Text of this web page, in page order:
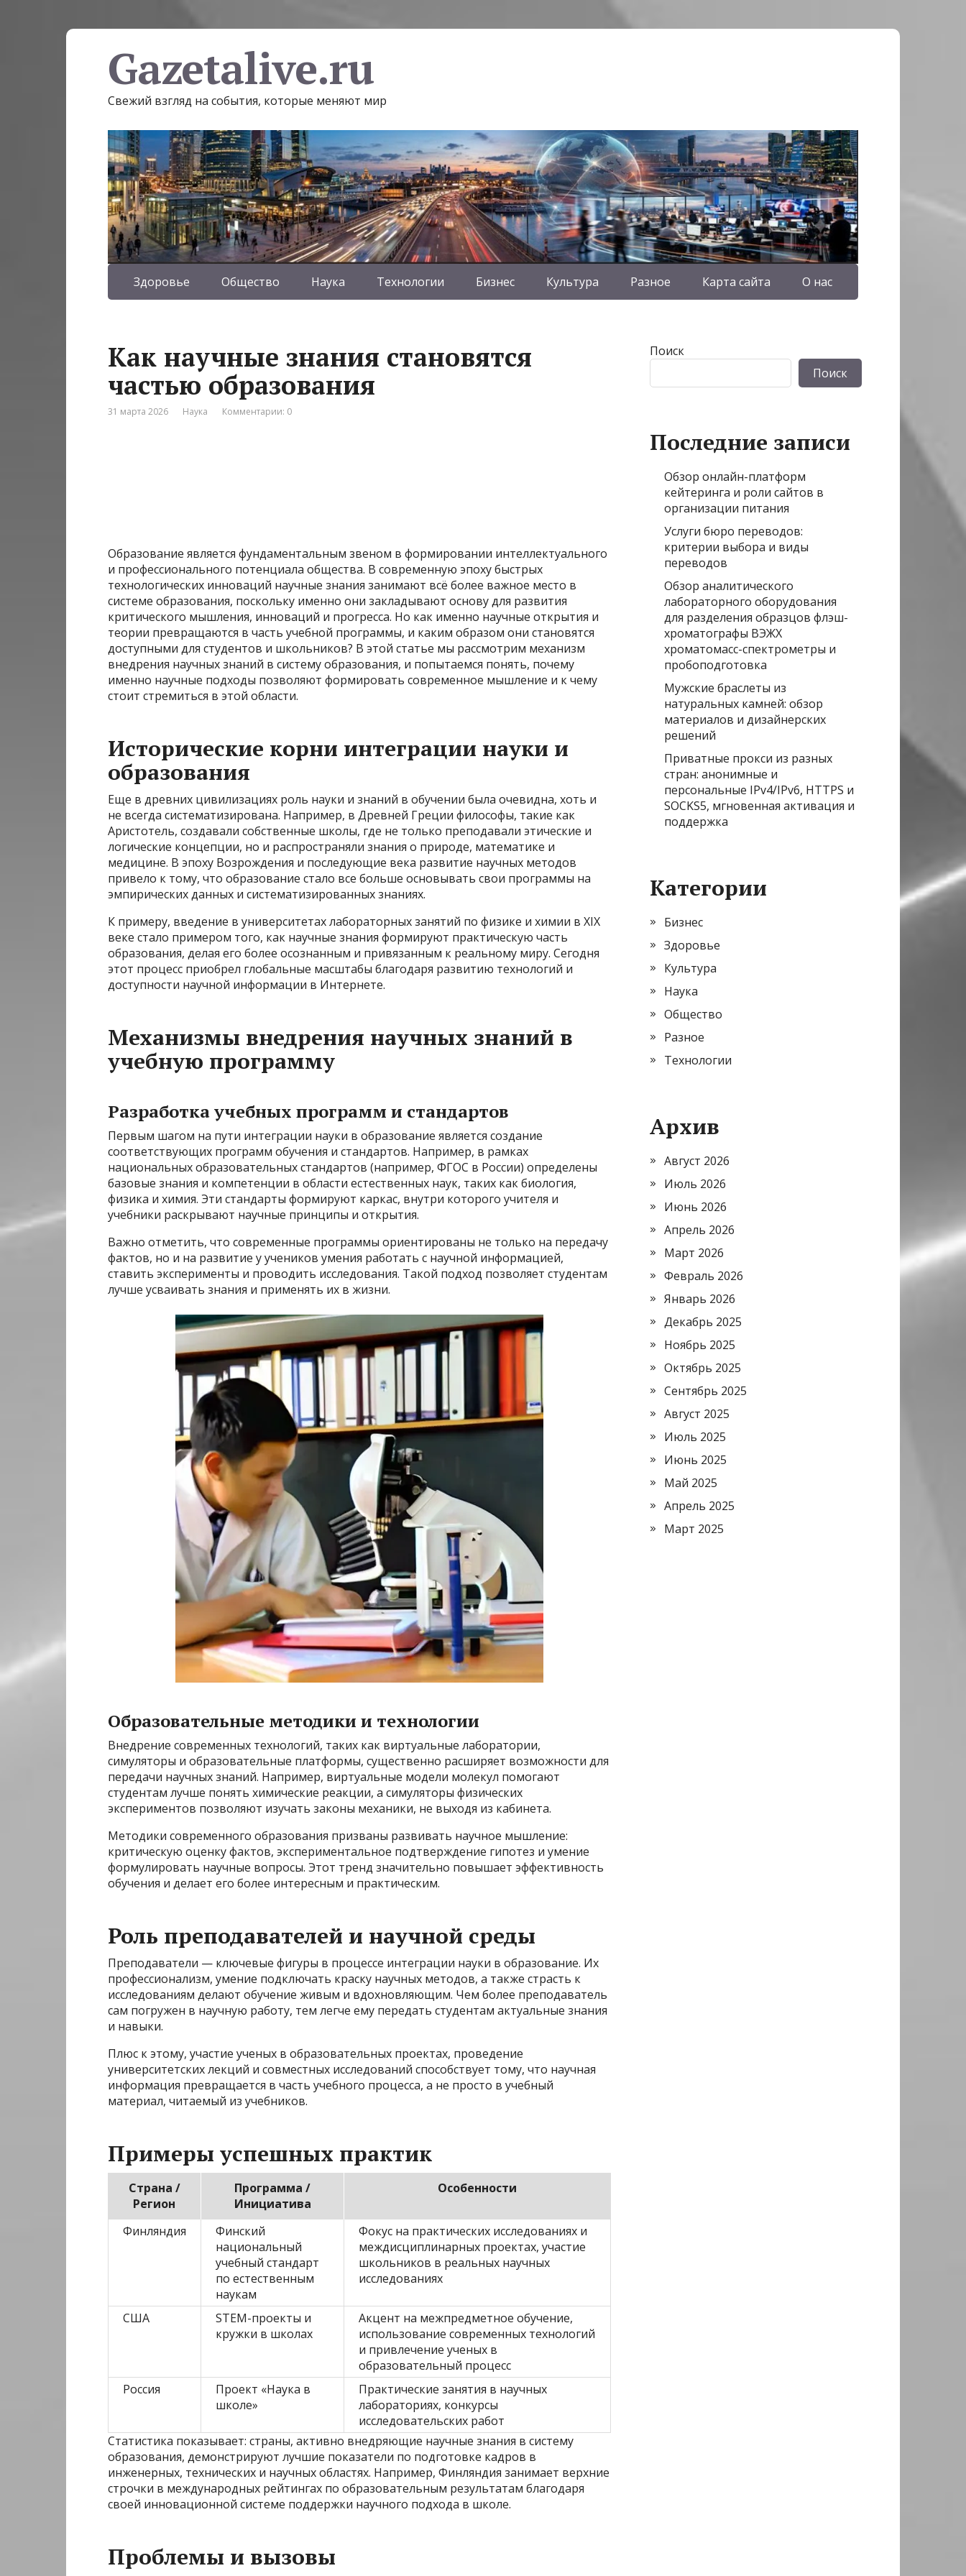
Gazetalive.ru
Свежий взгляд на события, которые меняют мир
Здоровье Общество Наука Технологии Бизнес Культура Разное Карта сайта О нас
Как научные знания становятся
частью образования
31 марта 2026 Наука Комментарии: 0
Образование является фундаментальным звеном в формировании интеллектуального
и профессионального потенциала общества. В современную эпоху быстрых
технологических инноваций научные знания занимают всё более важное место в
системе образования, поскольку именно они закладывают основу для развития
критического мышления, инноваций и прогресса. Но как именно научные открытия и
теории превращаются в часть учебной программы, и каким образом они становятся
доступными для студентов и школьников? В этой статье мы рассмотрим механизм
внедрения научных знаний в систему образования, и попытаемся понять, почему
именно научные подходы позволяют формировать современное мышление и к чему
стоит стремиться в этой области.
Исторические корни интеграции науки и
образования
Еще в древних цивилизациях роль науки и знаний в обучении была очевидна, хоть и
не всегда систематизирована. Например, в Древней Греции философы, такие как
Аристотель, создавали собственные школы, где не только преподавали этические и
логические концепции, но и распространяли знания о природе, математике и
медицине. В эпоху Возрождения и последующие века развитие научных методов
привело к тому, что образование стало все больше основывать свои программы на
эмпирических данных и систематизированных знаниях.
К примеру, введение в университетах лабораторных занятий по физике и химии в XIX
веке стало примером того, как научные знания формируют практическую часть
образования, делая его более осознанным и привязанным к реальному миру. Сегодня
этот процесс приобрел глобальные масштабы благодаря развитию технологий и
доступности научной информации в Интернете.
Механизмы внедрения научных знаний в
учебную программу
Разработка учебных программ и стандартов
Первым шагом на пути интеграции науки в образование является создание
соответствующих программ обучения и стандартов. Например, в рамках
национальных образовательных стандартов (например, ФГОС в России) определены
базовые знания и компетенции в области естественных наук, таких как биология,
физика и химия. Эти стандарты формируют каркас, внутри которого учителя и
учебники раскрывают научные принципы и открытия.
Важно отметить, что современные программы ориентированы не только на передачу
фактов, но и на развитие у учеников умения работать с научной информацией,
ставить эксперименты и проводить исследования. Такой подход позволяет студентам
лучше усваивать знания и применять их в жизни.
Образовательные методики и технологии
Внедрение современных технологий, таких как виртуальные лаборатории,
симуляторы и образовательные платформы, существенно расширяет возможности для
передачи научных знаний. Например, виртуальные модели молекул помогают
студентам лучше понять химические реакции, а симуляторы физических
экспериментов позволяют изучать законы механики, не выходя из кабинета.
Методики современного образования призваны развивать научное мышление:
критическую оценку фактов, экспериментальное подтверждение гипотез и умение
формулировать научные вопросы. Этот тренд значительно повышает эффективность
обучения и делает его более интересным и практическим.
Роль преподавателей и научной среды
Преподаватели — ключевые фигуры в процессе интеграции науки в образование. Их
профессионализм, умение подключать краску научных методов, а также страсть к
исследованиям делают обучение живым и вдохновляющим. Чем более преподаватель
сам погружен в научную работу, тем легче ему передать студентам актуальные знания
и навыки.
Плюс к этому, участие ученых в образовательных проектах, проведение
университетских лекций и совместных исследований способствует тому, что научная
информация превращается в часть учебного процесса, а не просто в учебный
материал, читаемый из учебников.
Примеры успешных практик
Страна /
Регион
Программа /
Инициатива
Особенности
Финляндия
Финский
национальный
учебный стандарт
по естественным
наукам
Фокус на практических исследованиях и
междисциплинарных проектах, участие
школьников в реальных научных
исследованиях
США
STEM-проекты и
кружки в школах
Акцент на межпредметное обучение,
использование современных технологий
и привлечение ученых в
образовательный процесс
Россия
Проект «Наука в
школе»
Практические занятия в научных
лабораториях, конкурсы
исследовательских работ
Статистика показывает: страны, активно внедряющие научные знания в систему
образования, демонстрируют лучшие показатели по подготовке кадров в
инженерных, технических и научных областях. Например, Финляндия занимает верхние
строчки в международных рейтингах по образовательным результатам благодаря
своей инновационной системе поддержки научного подхода в школе.
Проблемы и вызовы
Поиск
Поиск
Последние записи
Обзор онлайн-платформ
кейтеринга и роли сайтов в
организации питания
Услуги бюро переводов:
критерии выбора и виды
переводов
Обзор аналитического
лабораторного оборудования
для разделения образцов флэш-
хроматографы ВЭЖХ
хроматомасс-спектрометры и
пробоподготовка
Мужские браслеты из
натуральных камней: обзор
материалов и дизайнерских
решений
Приватные прокси из разных
стран: анонимные и
персональные IPv4/IPv6, HTTPS и
SOCKS5, мгновенная активация и
поддержка
Категории
Бизнес
Здоровье
Культура
Наука
Общество
Разное
Технологии
Архив
Август 2026
Июль 2026
Июнь 2026
Апрель 2026
Март 2026
Февраль 2026
Январь 2026
Декабрь 2025
Ноябрь 2025
Октябрь 2025
Сентябрь 2025
Август 2025
Июль 2025
Июнь 2025
Май 2025
Апрель 2025
Март 2025